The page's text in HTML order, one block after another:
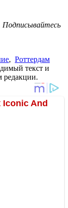
Подписывайтесь
, Роттердам
текст и
редакции.